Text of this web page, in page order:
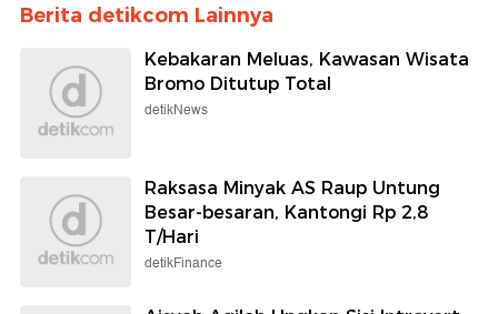
Berita detikcom Lainnya
Kebakaran Meluas, Kawasan Wisata
Bromo Ditutup Total
detikNews
Raksasa Minyak AS Raup Untung
Besar-besaran, Kantongi Rp 2,8
T/Hari
detikFinance